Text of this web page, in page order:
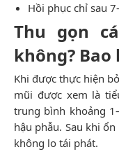
Hồi phục chỉ sau
Thu gọn
không?
Khi được thực hiện
mũi được xem là
trung bình khoảng
hậu phẫu. Sau khi
không lo tái phát.